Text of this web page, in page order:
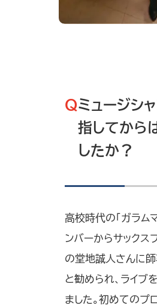
Qミュージシ
指してから
したか？
高校時代の「ガラム
ンバーからサックス
の堂地誠人さんに師
と勧められ、ライブ
ました。初めてのプ